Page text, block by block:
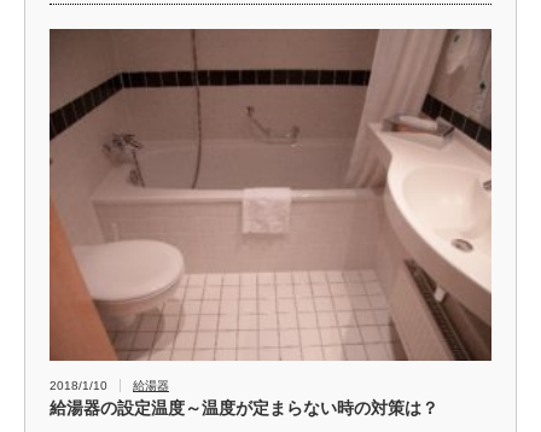
2018/1/10 給湯器
給湯器の設定温度～温度が定まらない時の対策は？